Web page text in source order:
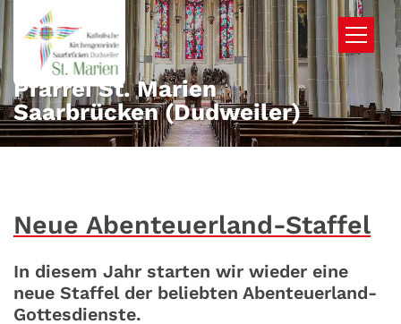
Zum Inhalt springen
Pfarrei St. Marien
Saarbrücken (Dudweiler)
Neue Abenteuerland-Staffel
In diesem Jahr starten wir wieder eine
neue Staffel der beliebten Abenteuerland-
Gottesdienste.